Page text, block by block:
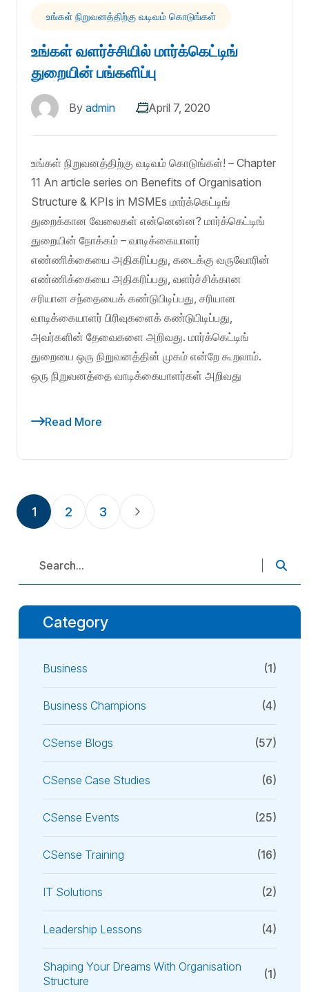
உங்கள் நிறுவனத்திற்கு வடிவம் கொடுங்கள்
உங்கள் வளர்ச்சியில் மார்க்கெட்டிங்
துறையின் பங்களிப்பு
By admin April 7, 2020
உங்கள் நிறுவனத்திற்கு வடிவம் கொடுங்கள்! – Chapter
11 An article series on Benefits of Organisation
Structure & KPIs in MSMEs மார்க்கெட்டிங்
துறைக்கான வேலைகள் என்னென்ன? மார்க்கெட்டிங்
துறையின் நோக்கம் – வாடிக்கையாளர்
எண்ணிக்கையை அதிகரிப்பது, கடைக்கு வருவோரின்
எண்ணிக்கையை அதிகரிப்பது, வளர்ச்சிக்கான
சரியான சந்தையைக் கண்டுபிடிப்பது, சரியான
வாடிக்கையாளர் பிரிவுகளைக் கண்டுபிடிப்பது,
அவர்களின் தேவைகளை அறிவது. மார்க்கெட்டிங்
துறையை ஒரு நிறுவனத்தின் முகம் என்றே கூறலாம்.
ஒரு நிறுவனத்தை வாடிக்கையாளர்கள் அறிவது
Read More
1 2 3
Category
Business (1)
Business Champions (4)
CSense Blogs (57)
CSense Case Studies (6)
CSense Events (25)
CSense Training (16)
IT Solutions (2)
Leadership Lessons (4)
Shaping Your Dreams With Organisation
Structure
(1)